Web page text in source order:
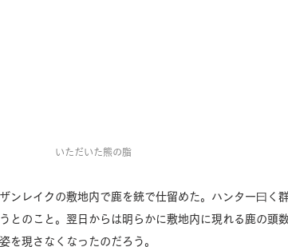
いただいた熊の脂
ンレイクの敷地内で鹿を銃で仕留めた。ハンター曰く
とのこと。翌日からは明らかに敷地内に現れる鹿の頭
を現さなくなったのだろう。